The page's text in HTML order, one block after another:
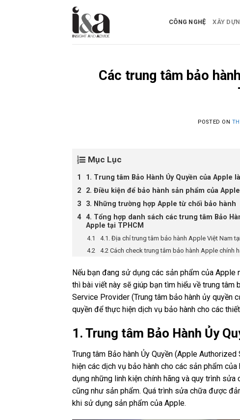
CÔNG NGHỆ XÂY
Các trung tâm bảo
POSTED ON
Mục Lục
1. Trung tâm Bảo Hành Ủy Quyền của Apple
2. Điều kiện để bảo hành sản phẩm của Apple
3. Những trường hợp Apple từ chối bảo hành
4. Tổng hợp danh sách các trung tâm Bảo
Apple tại TPHCM
4.1. Địa chỉ trung tâm bảo hành Apple Việt Nam
4.2 Cách check trung tâm bảo hành Apple chính
Nếu bạn đang sử dụng các sản phẩm của Apple
thì bài viết này sẽ giúp bạn tìm hiểu về trung
Service Provider (Trung tâm bảo hành ủy quyền
quyền để thực hiện dịch vụ bảo hành cho các
1. Trung tâm Bảo Hành Ủy
Trung tâm Bảo hành Ủy Quyền (Apple
hiện các dịch vụ bảo hành cho các sản phẩm
dụng những linh kiện chính hãng và quy trình
cũng như sản phẩm. Quá trình sửa chữa được
khi sử dụng sản phẩm của Apple.